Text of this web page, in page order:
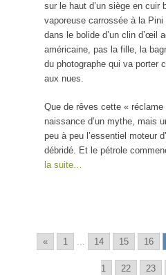
sur le haut d’un siège en cuir
vaporeuse carrossée à la
dans le bolide d’un clin d’œil
américaine, pas la fille, la
du photographe qui va porter
aux nues.
Que de rêves cette «
naissance d’un mythe, mais
peu à peu l’essentiel moteur
débridé. Et le pétrole
la suite…
« 1 ... 14 15 16
1 22 23